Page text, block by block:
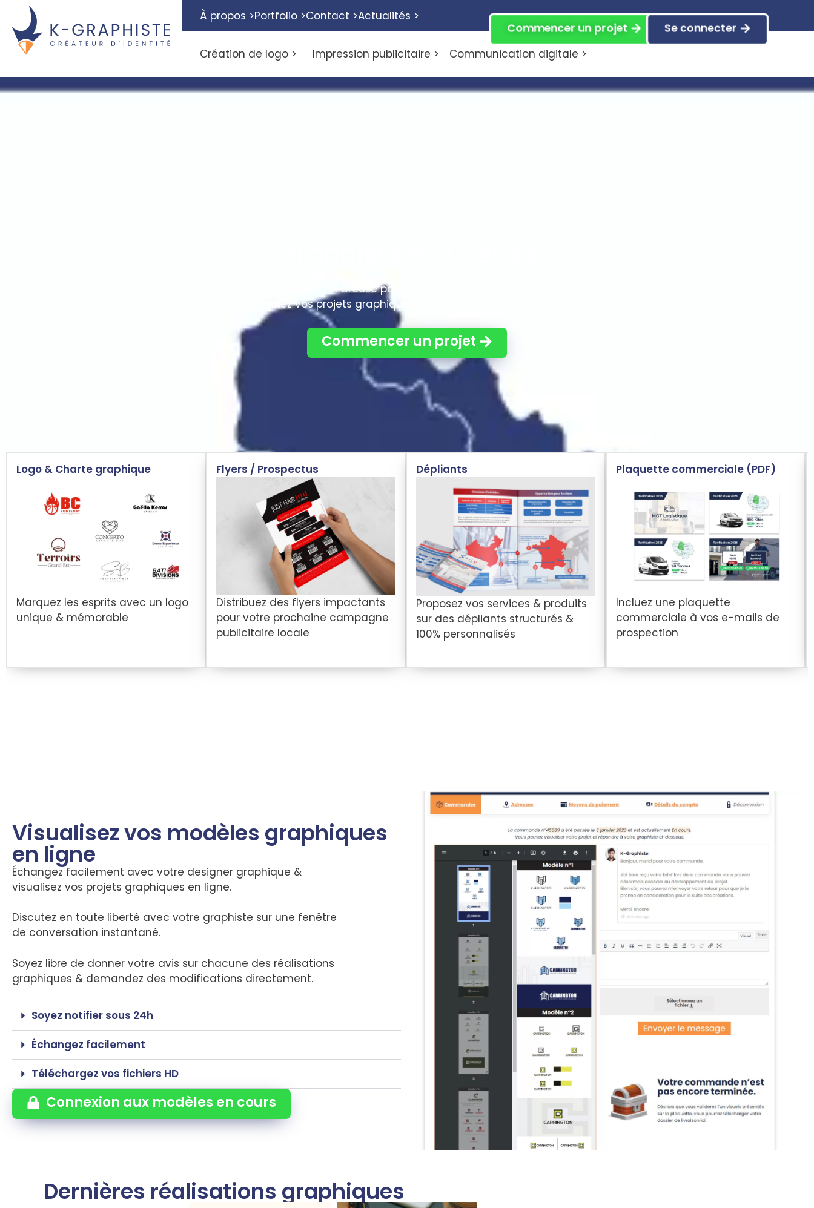
À propos >Portfolio >Contact >Actualités >
Création de logo > Impression publicitaire > Communication digitale >
Commencer un projet Se connecter
Vous cherchez un graphiste en Creuse pour créer une identité visuelle & vos supports de
communication ? Confiez vos projets graphiques en ligne facilement à votre graphiste à Metz !
Commencer un projet
Logo & Charte graphique
Marquez les esprits avec un logo
unique & mémorable
Flyers / Prospectus
Distribuez des flyers impactants
pour votre prochaine campagne
publicitaire locale
Dépliants
Proposez vos services & produits
sur des dépliants structurés &
100% personnalisés
Plaquette commerciale (PDF)
Incluez une plaquette
commerciale à vos e-mails de
prospection
Visualisez vos modèles graphiques
en ligne
Échangez facilement avec votre designer graphique &
visualisez vos projets graphiques en ligne.
Discutez en toute liberté avec votre graphiste sur une fenêtre
de conversation instantané.
Soyez libre de donner votre avis sur chacune des réalisations
graphiques & demandez des modifications directement.
Soyez notifier sous 24h
Échangez facilement
Téléchargez vos fichiers HD
Connexion aux modèles en cours
Dernières réalisations graphiques